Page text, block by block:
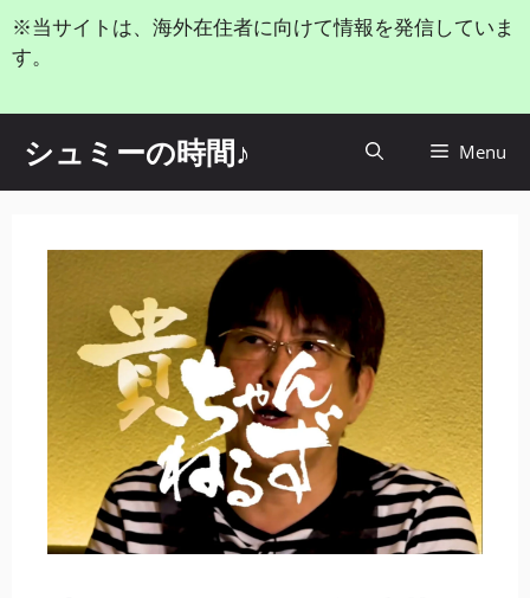
コ
ン
テ
ス
※当サイトは、海外在住者に向けて情報を発信していま
す。
シュミーの時間♪ Menu